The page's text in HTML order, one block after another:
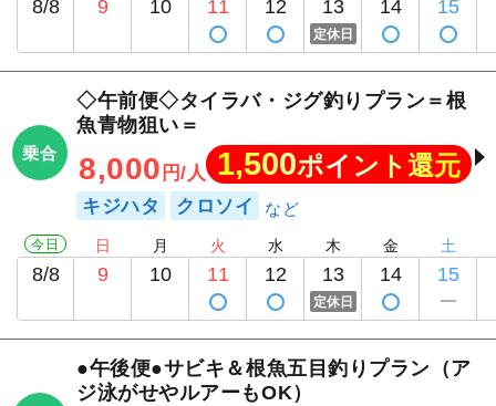
8/8 9 10 11 12 13
定休日
14 15
乗合
◇午前便◇タイラバ・ジグ釣りプラン＝根
魚青物狙い＝
8,000 円/人 1,500ポイント還元
キジハタ クロソイ
今日
8/8
日
9
月
10
火
11
水
12
木
13
定休日
金
14
土
15
●午後便●サビキ＆根魚五目釣りプラン（ア
ジ泳がせやルアーもOK）